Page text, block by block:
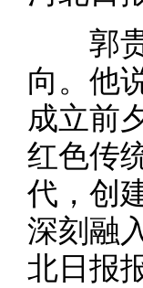
郭贵
向。他
成立前
红色传
代，创
深刻融
北日报